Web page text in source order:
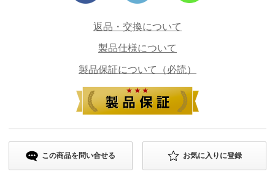
返品・交換について
製品仕様について
製品保証について（必読）
この商品を問い合せる お気に入りに登録